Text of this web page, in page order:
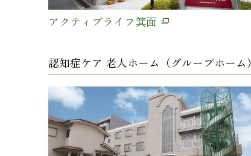
アクティブライフ箕面
認知症ケア 老人ホーム（グループホーム）